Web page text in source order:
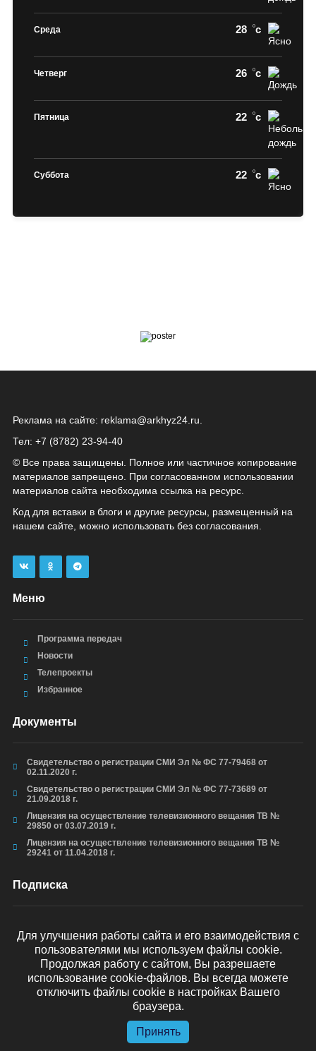
Среда 28 c
Четверг 26 c
Пятница 22 c
Суббота 22 c
Реклама на сайте: reklama@arkhyz24.ru
Тел: +7 (8782) 23‑94‑40
© Все права защищены. Полное или частичное копирование
материалов запрещено. При согласованном использовании
материалов сайта необходима ссылка на ресурс.
Код для вставки в блоги и другие ресурсы, размещенный на
нашем сайте, можно использовать без согласования.
Меню
Программа передач
Новости
Телепроекты
Избранное
Документы
Свидетельство о регистрации СМИ Эл № ФС 77-79468 от
02.11.2020 г.
Свидетельство о регистрации СМИ Эл № ФС 77-73689 от
21.09.2018 г.
Лицензия на осуществление телевизионного вещания ТВ №
29850 от 03.07.2019 г.
Лицензия на осуществление телевизионного вещания ТВ №
29241 от 11.04.2018 г.
Подписка
ОТПРАВИТЬ
. Все права защищены.
Для улучшения работы сайта и его взаимодействия с
пользователями мы используем файлы cookie.
Продолжая работу с сайтом, Вы разрешаете
использование cookie-файлов. Вы всегда можете
отключить файлы cookie в настройках Вашего
браузера.
Принять